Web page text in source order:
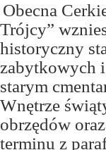
Obecna
Trójcy”
historyczny
zabytkowych
starym
Wnętrze
obrzędów
terminu z